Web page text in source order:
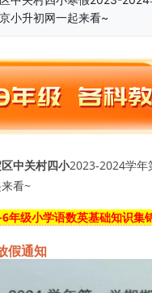
小升初网一起来看~
中关村四小2023-2024学年
看~
年级小学语数英基础知识集
假通知